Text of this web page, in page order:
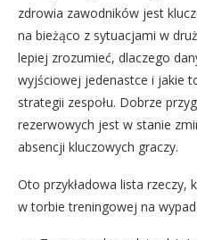
zdrowia zawodników jest
na bieżąco z sytuacjami w
lepiej zrozumieć, dlaczego
wyjściowej jedenastce i jakie
strategii zespołu. Dobrze
rezerwowych jest w stanie
absencji kluczowych graczy.
Oto przykładowa lista rzeczy,
w torbie treningowej na